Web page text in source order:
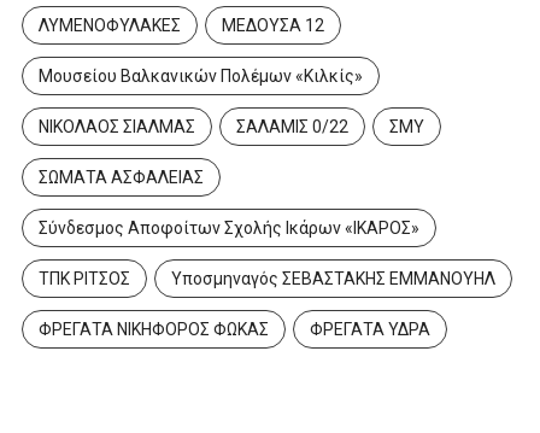
ΛΥΜΕΝΟΦΥΛΑΚΕΣ ΜΕΔΟΥΣΑ 12
Μουσείου Βαλκανικών Πολέμων «Κιλκίς»
ΝΙΚΟΛΑΟΣ ΣΙΑΛΜΑΣ ΣΑΛΑΜΙΣ 0/22 ΣΜΥ
ΣΩΜΑΤΑ ΑΣΦΑΛΕΙΑΣ
Σύνδεσμος Αποφοίτων Σχολής Ικάρων «ΙΚΑΡΟΣ»
ΤΠΚ ΡΙΤΣΟΣ Υποσμηναγός ΣΕΒΑΣΤΑΚΗΣ ΕΜΜΑΝΟΥΗΛ
ΦΡΕΓΑΤΑ ΝΙΚΗΦΟΡΟΣ ΦΩΚΑΣ ΦΡΕΓΑΤΑ ΥΔΡΑ